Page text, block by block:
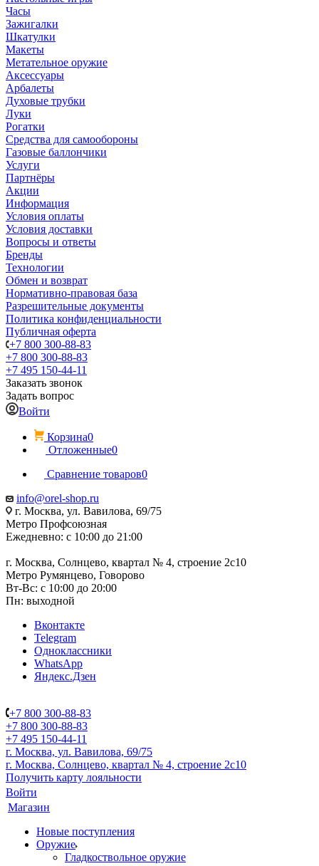
Часы
Зажигалки
Шкатулки
Макеты
Метательное оружие
Аксессуары
Арбалеты
Духовые трубки
Луки
Рогатки
Средства для самообороны
Газовые баллончики
Услуги
Партнёры
Акции
Информация
Условия оплаты
Условия доставки
Вопросы и ответы
Бренды
Технологии
Обмен и возврат
Нормативно-правовая база
Разрешительные документы
Политика конфиденциальности
Публичная оферта
+7 800 300-88-83
+7 800 300-88-83
+7 495 150-44-11
Заказать звонок
Задать вопрос
Войти
Корзина0
Отложенные0
Сравнение товаров0
info@orel-shop.ru
г. Москва, ул. Вавилова, 69/75
Метро Профсоюзная
Ежедневно: с 10:00 до 21:00
г. Москва, Солнцево, квартал № 4, строение 2с10
Метро Румянцево, Говорово
Вт-Вс: с 10:00 до 20:00
Пн: выходной
Вконтакте
Telegram
Одноклассники
WhatsApp
Яндекс.Дзен
+7 800 300-88-83
+7 800 300-88-83
+7 495 150-44-11
г. Москва, ул. Вавилова, 69/75
г. Москва, Солнцево, квартал № 4, строение 2с10
Получить карту лояльности
Войти
Магазин
Новые поступления
Оружие
Гладкоствольное оружие